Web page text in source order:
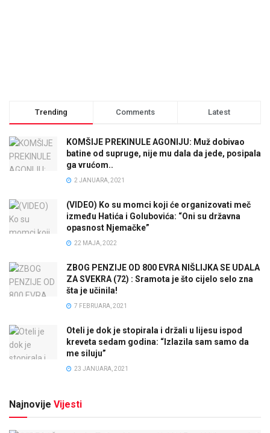
Trending Comments Latest
KOMŠIJE PREKINULE AGONIJU: Muž dobivao
batine od supruge, nije mu dala da jede, posipala
ga vrućom..
2 JANUARA, 2021
(VIDEO) Ko su momci koji će organizovati meč
između Hatića i Golubovića: “Oni su državna
opasnost Njemačke”
22 MAJA, 2022
ZBOG PENZIJE OD 800 EVRA NIŠLIJKA SE UDALA
ZA SVEKRA (72) : Sramota je što cijelo selo zna
šta je učinila!
7 FEBRUARA, 2021
Oteli je dok je stopirala i držali u lijesu ispod
kreveta sedam godina: “Izlazila sam samo da
me siluju”
23 JANUARA, 2021
Najnovije Vijesti